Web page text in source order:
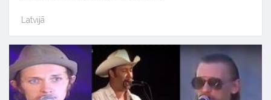
Latvijā